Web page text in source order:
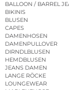
BALLOON / BARREL
BIKINIS
BLUSEN
CAPES
DAMENHOSEN
DAMENPULLOVER
DIRNDLBLUSEN
HEMDBLUSEN
JEANS DAMEN
LANGE RÖCKE
LOUNGEWEAR